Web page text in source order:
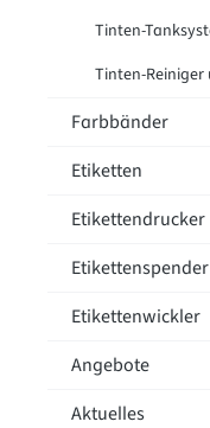
Tinten-
Tinten-
Farbbänder
Etiketten
Etikettendrucker
Etikettenspender
Etikettenwickler
Angebote
Aktuelles